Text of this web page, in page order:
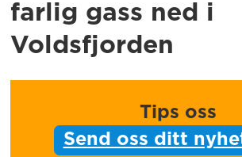
farlig gass ned i
Voldsfjorden
Tips oss
Send oss ditt